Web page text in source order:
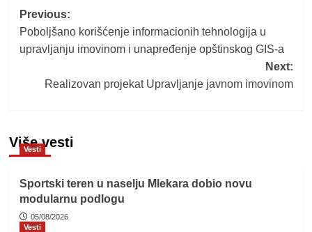
Post
navigation
Previous:
Poboljšano korišćenje informacionih tehnologija u
upravljanju imovinom i unapređenje opštinskog GIS-a
Next:
Realizovan projekat Upravljanje javnom imovinom
Više vesti
Vesti
Sportski teren u naselju Mlekara dobio novu
modularnu podlogu
05/08/2026
Vesti